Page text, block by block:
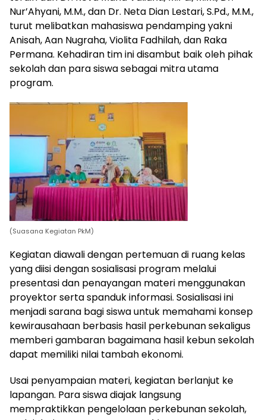
Nur’Ahyani, M.M., dan Dr. Neta Dian Lestari, S.Pd., M.M.,
turut melibatkan mahasiswa pendamping yakni
Anisah, Aan Nugraha, Violita Fadhilah, dan Raka
Permana. Kehadiran tim ini disambut baik oleh pihak
sekolah dan para siswa sebagai mitra utama
program.
(Suasana Kegiatan PkM)
Kegiatan diawali dengan pertemuan di ruang kelas
yang diisi dengan sosialisasi program melalui
presentasi dan penayangan materi menggunakan
proyektor serta spanduk informasi. Sosialisasi ini
menjadi sarana bagi siswa untuk memahami konsep
kewirausahaan berbasis hasil perkebunan sekaligus
memberi gambaran bagaimana hasil kebun sekolah
dapat memiliki nilai tambah ekonomi.
Usai penyampaian materi, kegiatan berlanjut ke
lapangan. Para siswa diajak langsung
mempraktikkan pengelolaan perkebunan sekolah,